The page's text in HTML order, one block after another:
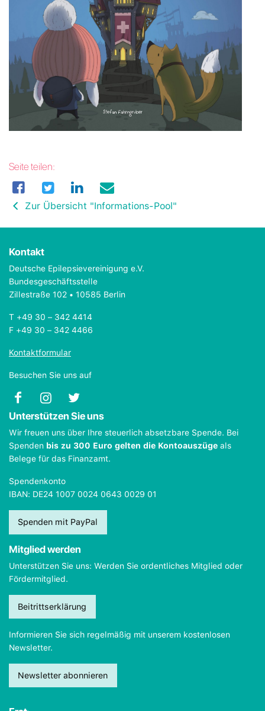
Seite teilen:
Zur Übersicht "Informations-Pool"
Kontakt
Deutsche Epilepsievereinigung e.V.
Bundesgeschäftsstelle
Zillestraße 102 • 10585 Berlin
T +49 30 – 342 4414
F +49 30 – 342 4466
Kontaktformular
Besuchen Sie uns auf
Unterstützen Sie uns
Wir freuen uns über Ihre steuerlich absetzbare Spende. Bei
Spenden bis zu 300 Euro gelten die Kontoauszüge als
Belege für das Finanzamt.
Spendenkonto
IBAN: DE24 1007 0024 0643 0029 01
Spenden mit PayPal
Mitglied werden
Unterstützen Sie uns: Werden Sie ordentliches Mitglied oder
Fördermitglied.
Beitrittserklärung
Informieren Sie sich regelmäßig mit unserem kostenlosen
Newsletter.
Newsletter abonnieren